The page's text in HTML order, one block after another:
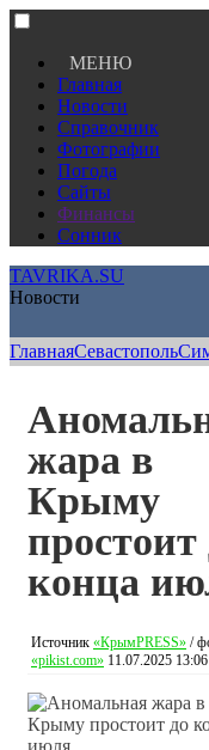
МЕНЮ
Главная
Новости
Справочник
Фотографии
Погода
Сайты
Финансы
Сонник
TAVRIKA.SU
Новости
ГлавнаяСевастополь
жара в
Крыму
простоит
конца
Источник «КрымPRESS» /
«pikist.com» 11.07.2025 13:06